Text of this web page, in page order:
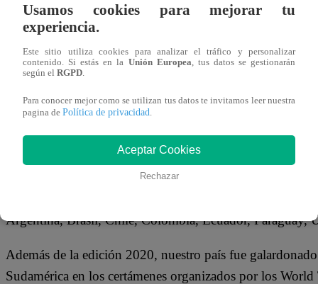
Felipe Morales
15 de julio 2021
El Perú aspira ser, por segundo año consecutivo y por
Sudamérica en los World Travel Awards 2021,
gracias a sus áreas naturales protegidas que atraen cada
cautivados por su impresionante belleza paisajística, su
riqueza cultural.
Argentina, Brasil, Chile, Colombia, Ecuador, Paraguay,
Además de la edición 2020, nuestro país fue
Sudamérica en los certámenes organizados por los
Usamos cookies para mejorar tu
experiencia.
Este sitio utiliza cookies para analizar el tráfico y personalizar
contenido. Si estás en la Unión Europea , tus datos se gestionarán
según el RGPD
Para conocer mejor como se utilizan tus datos te invitamos leer nuestra
pagina de Política de privacidad
Aceptar Cookies
Rechazar